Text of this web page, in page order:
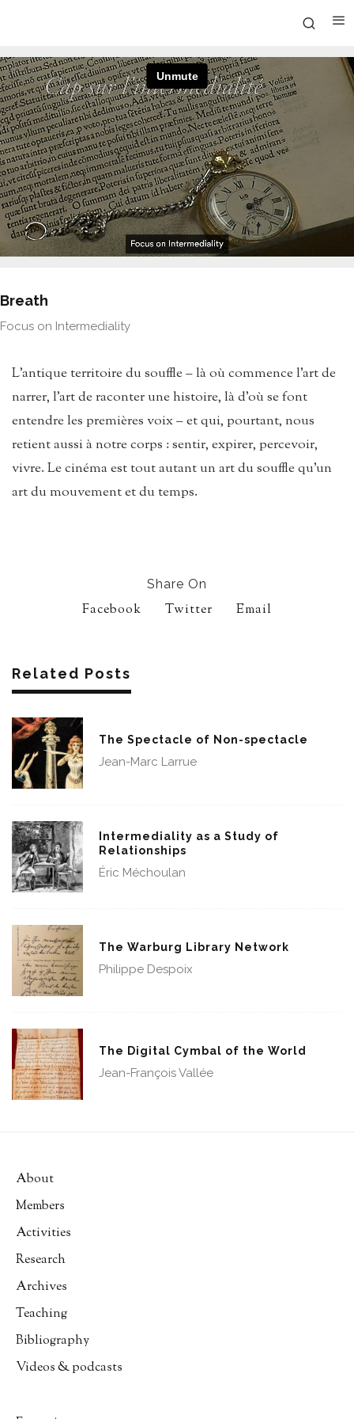
Breath
Focus on Intermediality
L’antique territoire du souffle – là où commence l’art de
narrer, l’art de raconter une histoire, là d’où se font
entendre les premières voix – et qui, pourtant, nous
retient aussi à notre corps : sentir, expirer, percevoir,
vivre. Le cinéma est tout autant un art du souffle qu’un
art du mouvement et du temps.
Share On
Facebook Twitter Email
Related Posts
The Spectacle of Non-spectacle
Jean-Marc Larrue
Intermediality as a Study of
Relationships
Éric Méchoulan
The Warburg Library Network
Philippe Despoix
The Digital Cymbal of the World
Jean-François Vallée
About
Members
Activities
Research
Archives
Teaching
Bibliography
Videos & podcasts